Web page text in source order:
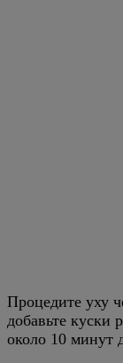
Процедите уху
добавьте куски
около 10 минут